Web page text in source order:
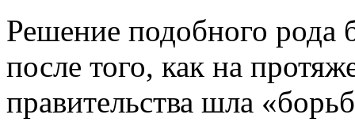
Решение подобного рода
после того, как на
правительства шла